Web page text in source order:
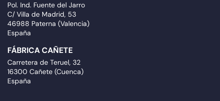
Pol. Ind. Fuente del Jarro
C/ Villa de Madrid, 53
46988 Paterna (Valencia)
España
FÁBRICA CAÑETE
Carretera de Teruel, 32
16300 Cañete (Cuenca)
España